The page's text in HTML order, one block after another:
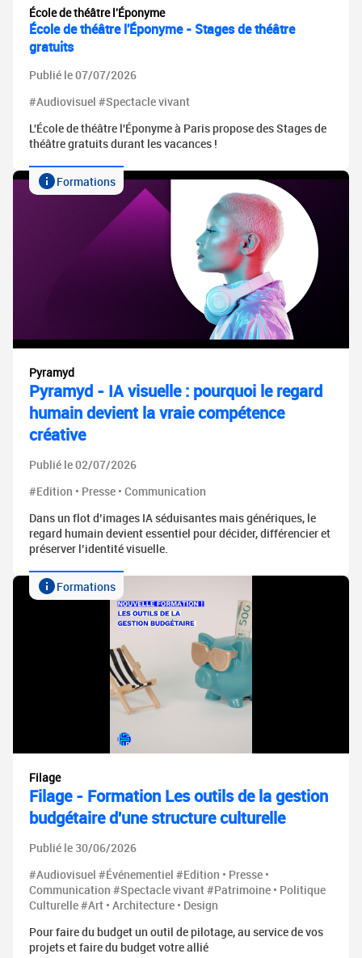
École de théâtre l'Éponyme
École de théâtre l'Éponyme - Stages de théâtre
gratuits
Publié le 07/07/2026
#Audiovisuel #Spectacle vivant
L'École de théâtre l'Éponyme à Paris propose des Stages de
théâtre gratuits durant les vacances !
Formations
Pyramyd
Pyramyd - IA visuelle : pourquoi le regard
humain devient la vraie compétence
créative
Publié le 02/07/2026
#Edition • Presse • Communication
Dans un flot d’images IA séduisantes mais génériques, le
regard humain devient essentiel pour décider, différencier et
préserver l’identité visuelle.
Formations
Filage
Filage - Formation Les outils de la gestion
budgétaire d'une structure culturelle
Publié le 30/06/2026
#Audiovisuel #Événementiel #Edition • Presse •
Communication #Spectacle vivant #Patrimoine • Politique
Culturelle #Art • Architecture • Design
Pour faire du budget un outil de pilotage, au service de vos
projets et faire du budget votre allié